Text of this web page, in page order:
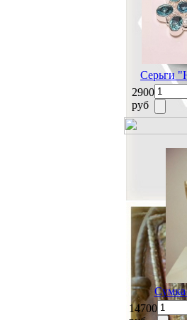
Серьги
2900
руб
14700